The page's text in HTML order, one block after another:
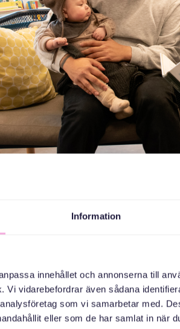
Information
innehållet och annonserna till
vidarebefordrar även sådana
som vi samarbetar med.
eller som de har samlat in när
Att läsa böcker för barn gör dem mer
barnböcker och sedan läser vi i